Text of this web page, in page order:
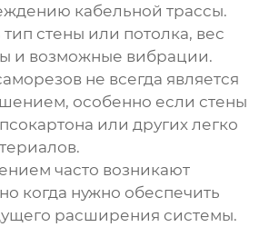
кабельной трассы.
стены или потолка, вес
и возможные вибрации.
не всегда является
особенно если стены
или других легко
часто возникают
когда нужно обеспечить
расширения системы.